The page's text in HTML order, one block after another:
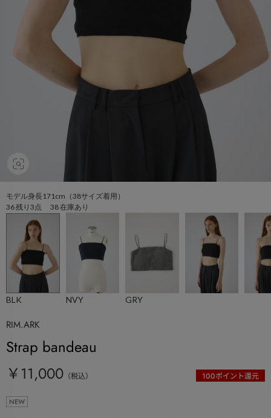
モデル身長171cm（38サイズ着用）
36 残り3点 38 在庫あり
BLK NVY GRY
RIM.ARK
Strap bandeau
￥11,000 （税込） 100ポイント還元
NEW